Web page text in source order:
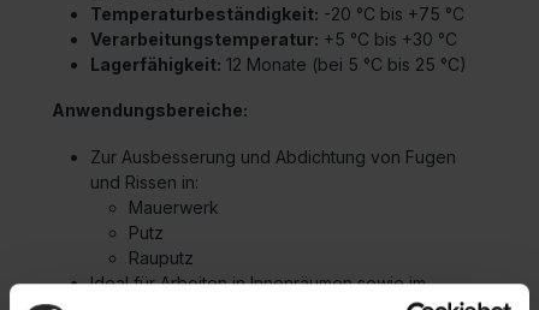
Temperaturbeständigkeit: -20 °C bis +75 °C
Verarbeitungstemperatur: +5 °C bis +30 °C
Lagerfähigkeit: 12 Monate (bei 5 °C bis 25 °C)
Anwendungsbereiche:
Zur Ausbesserung und Abdichtung von Fugen
und Rissen in:
Mauerwerk
Putz
Rauputz
Ideal für Arbeiten in Innenräumen sowie im